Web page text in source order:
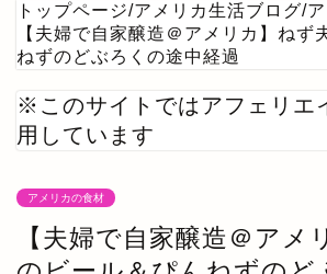
トップページ/アメリカ生活ブログ/
【夫婦で自家醸造＠アメリカ】ねず
ねずのどぶろくの途中経過
※このサイトではアフェリエ
用しています
アメリカの食材
【夫婦で自家醸造＠アメ